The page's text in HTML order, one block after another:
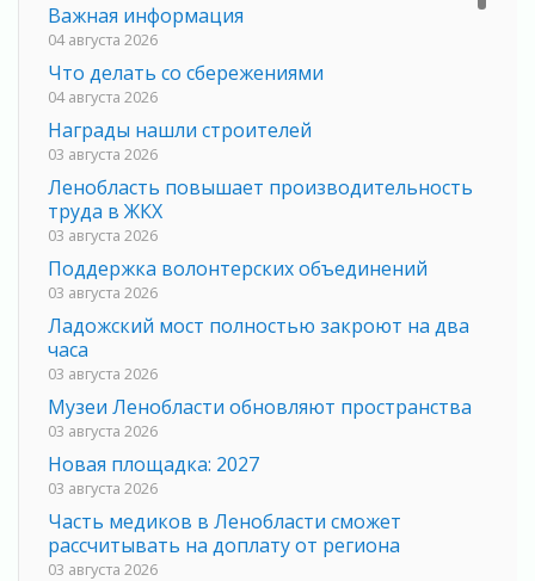
Важная информация
04 августа 2026
Что делать со сбережениями
04 августа 2026
Награды нашли строителей
03 августа 2026
Ленобласть повышает производительность
труда в ЖКХ
03 августа 2026
Поддержка волонтерских объединений
03 августа 2026
Ладожский мост полностью закроют на два
часа
03 августа 2026
Музеи Ленобласти обновляют пространства
03 августа 2026
Новая площадка: 2027
03 августа 2026
Часть медиков в Ленобласти сможет
рассчитывать на доплату от региона
03 августа 2026